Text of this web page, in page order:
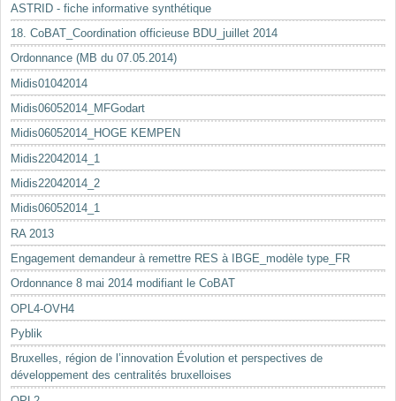
ASTRID - fiche informative synthétique
18. CoBAT_Coordination officieuse BDU_juillet 2014
Ordonnance (MB du 07.05.2014)
Midis01042014
Midis06052014_MFGodart
Midis06052014_HOGE KEMPEN
Midis22042014_1
Midis22042014_2
Midis06052014_1
RA 2013
Engagement demandeur à remettre RES à IBGE_modèle type_FR
Ordonnance 8 mai 2014 modifiant le CoBAT
OPL4-OVH4
Pyblik
Bruxelles, région de l’innovation Évolution et perspectives de
développement des centralités bruxelloises